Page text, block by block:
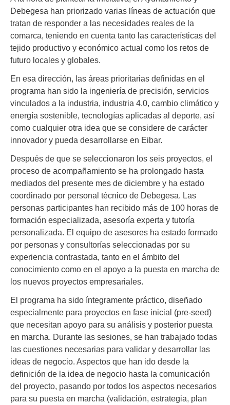
Debegesa han priorizado varias líneas de actuación que
tratan de responder a las necesidades reales de la
comarca, teniendo en cuenta tanto las características del
tejido productivo y económico actual como los retos de
futuro locales y globales.
En esa dirección, las áreas prioritarias definidas en el
programa han sido la ingeniería de precisión, servicios
vinculados a la industria, industria 4.0, cambio climático y
energía sostenible, tecnologías aplicadas al deporte, así
como cualquier otra idea que se considere de carácter
innovador y pueda desarrollarse en Eibar.
Después de que se seleccionaron los seis proyectos, el
proceso de acompañamiento se ha prolongado hasta
mediados del presente mes de diciembre y ha estado
coordinado por personal técnico de Debegesa. Las
personas participantes han recibido más de 100 horas de
formación especializada, asesoría experta y tutoría
personalizada. El equipo de asesores ha estado formado
por personas y consultorías seleccionadas por su
experiencia contrastada, tanto en el ámbito del
conocimiento como en el apoyo a la puesta en marcha de
los nuevos proyectos empresariales.
El programa ha sido íntegramente práctico, diseñado
especialmente para proyectos en fase inicial (pre-seed)
que necesitan apoyo para su análisis y posterior puesta
en marcha. Durante las sesiones, se han trabajado todas
las cuestiones necesarias para validar y desarrollar las
ideas de negocio. Aspectos que han ido desde la
definición de la idea de negocio hasta la comunicación
del proyecto, pasando por todos los aspectos necesarios
para su puesta en marcha (validación, estrategia, plan